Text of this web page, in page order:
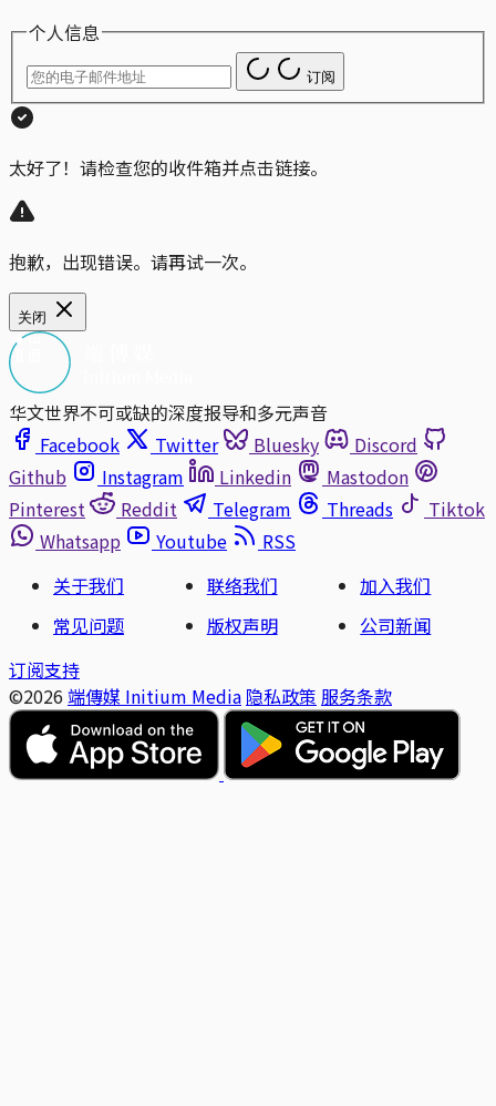
个人信息
订阅
太好了！请检查您的收件箱并点击链接。
抱歉，出现错误。请再试一次。
关闭
华文世界不可或缺的深度报导和多元声音
Facebook
Twitter Bluesky
Discord
Github
Instagram Linkedin
Mastodon
Pinterest
Reddit Telegram Threads
Tiktok
Whatsapp
Youtube
RSS
关于我们
联络我们
加入我们
常见问题
版权声明
公司新闻
订阅支持
©2026 端傳媒 Initium Media 隐私政策 服务条款